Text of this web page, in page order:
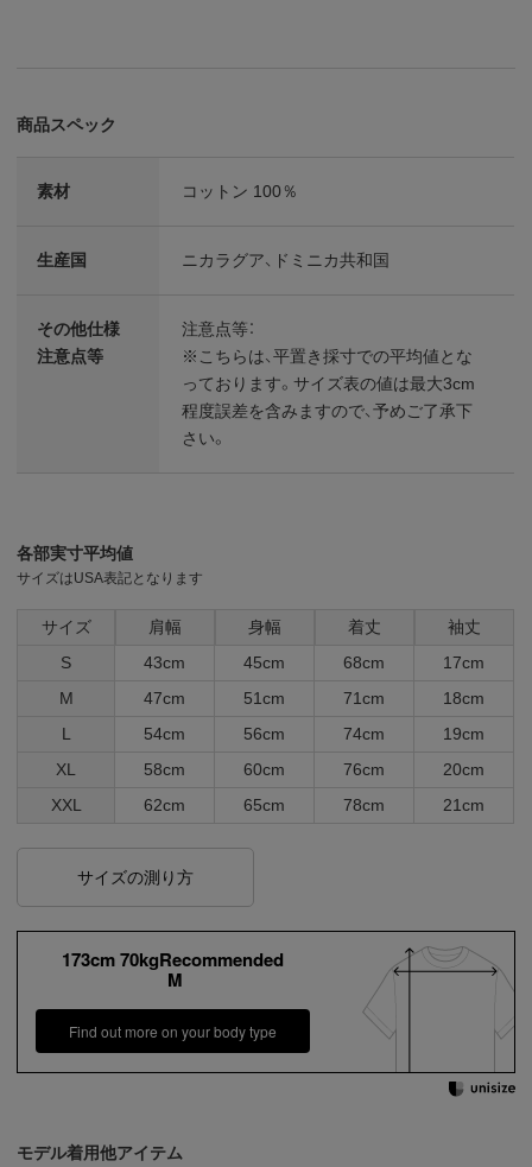
商品スペック
素材 コットン 100％
生産国 ニカラグア、ドミニカ共和国
その他仕様
注意点等
注意点等：
※こちらは、平置き採寸での平均値とな
っております。サイズ表の値は最大3cm
程度誤差を含みますので、予めご了承下
さい。
各部実寸平均値
サイズはUSA表記となります
サイズ 肩幅 身幅 着丈
袖丈
S
43cm 45cm 68cm
17cm
M
47cm 51cm 71cm
18cm
L
54cm 56cm 74cm
19cm
XL
58cm 60cm 76cm
20cm
XXL
62cm 65cm 78cm 21cm
サイズの測り方
173cm 70kgRecommended
M
Find out more on your body type
モデル着用他アイテム